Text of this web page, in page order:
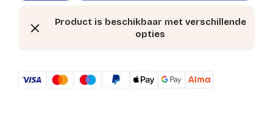
Product is beschikbaar met verschillende
opties